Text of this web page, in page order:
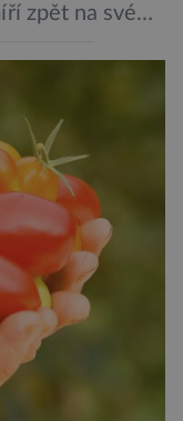
zpět na své
lepší
dosud
Akademie
v jihočeské